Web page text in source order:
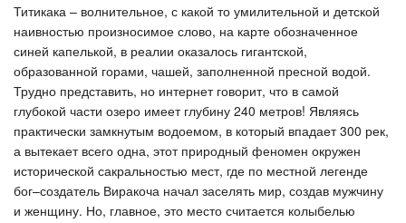
Титикака – волнительное, с какой то умилительной и детской
наивностью произносимое слово, на карте обозначенное
синей капелькой, в реалии оказалось гигантской,
образованной горами, чашей, заполненной пресной водой.
Трудно представить, но интернет говорит, что в самой
глубокой части озеро имеет глубину 240 метров! Являясь
практически замкнутым водоемом, в который впадает 300 рек,
а вытекает всего одна, этот природный феномен окружен
исторической сакральностью мест, где по местной легенде
бог–создатель Виракоча начал заселять мир, создав мужчину
и женщину. Но, главное, это место считается колыбелью